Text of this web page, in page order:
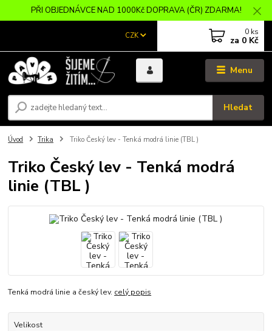
PŘI OBJEDNÁVCE NAD 1000Kč DOPRAVA (ČR) ZDARMA!
Menu
CZK
Hledat
0 ks
za 0 Kč
Úvod Trika Triko Český lev - Tenká modrá linie (TBL )
Triko Český lev - Tenká modrá
linie (TBL )
Tenká modrá linie a český lev. celý popis
Velikost